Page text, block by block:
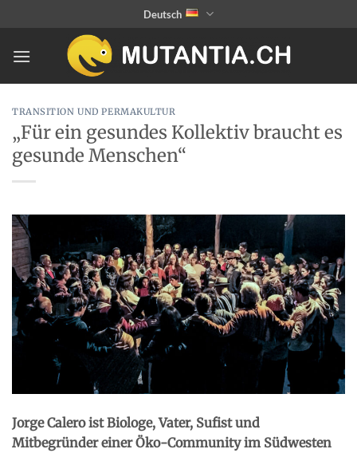
springen
Deutsch
TRANSITION UND PERMAKULTUR
„Für ein gesundes Kollektiv braucht es
gesunde Menschen“
Jorge Calero ist Biologe, Vater, Sufist und
Mitbegründer einer Öko-Community im Südwesten